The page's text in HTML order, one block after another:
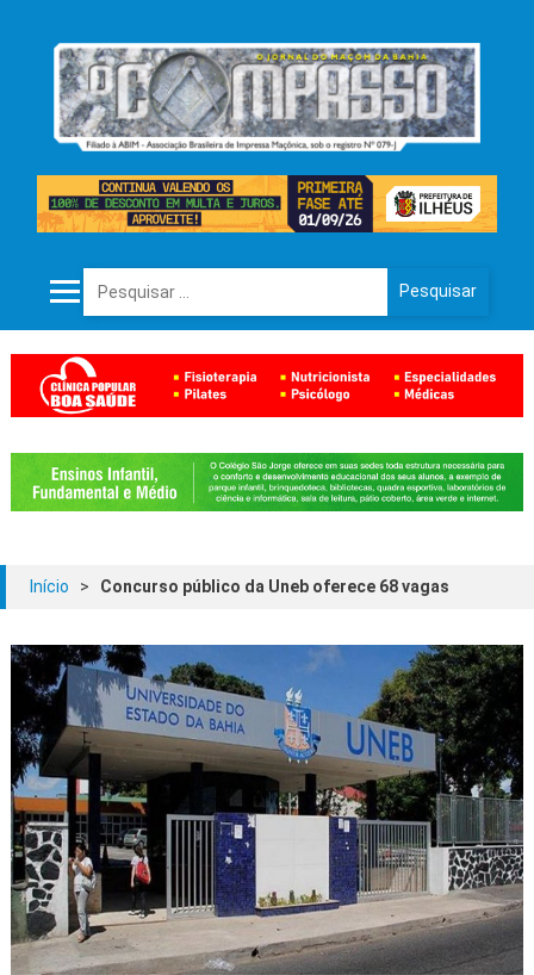
Pesquisar por:
Início > Concurso público da Uneb oferece 68 vagas